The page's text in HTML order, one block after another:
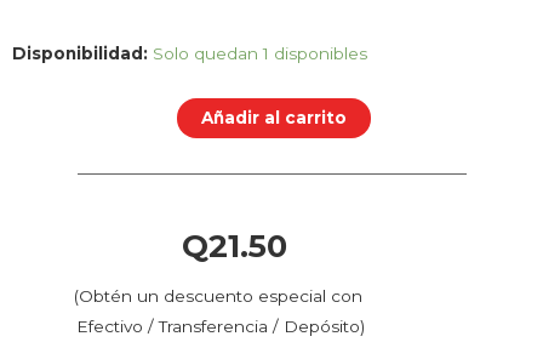
Disponibilidad: Solo quedan 1 disponibles
Boquilla
1.0
mm
-
(Series
Ender
/
Hornet)
Añadir al carrito
Q21.50
(Obtén un descuento especial con
Efectivo / Transferencia / Depósito)